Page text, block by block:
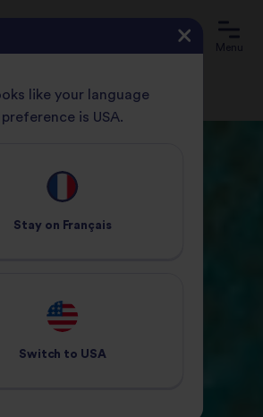
Menu
like your language
preference is USA.
Stay on Français
Switch to USA